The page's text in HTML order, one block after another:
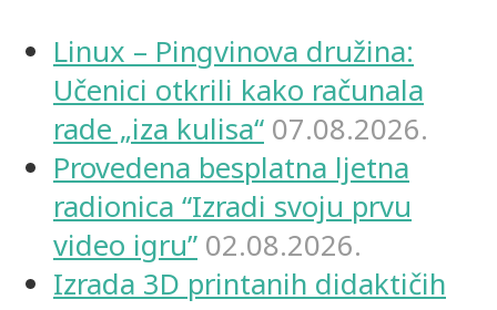
Linux – Pingvinova družina:
Učenici otkrili kako računala
rade „iza kulisa“ 07.08.2026.
Provedena besplatna ljetna
radionica “Izradi svoju prvu
video igru” 02.08.2026.
Izrada 3D printanih didaktičih